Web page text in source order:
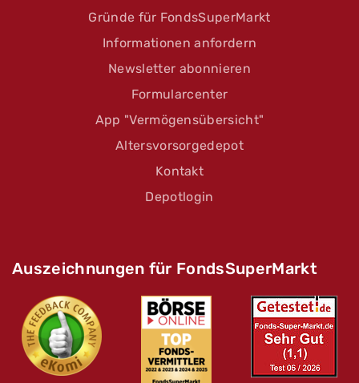
Gründe für FondsSuperMarkt
Informationen anfordern
Newsletter abonnieren
Formularcenter
App "Vermögensübersicht"
Altersvorsorgedepot
Kontakt
Depotlogin
Auszeichnungen für FondsSuperMarkt